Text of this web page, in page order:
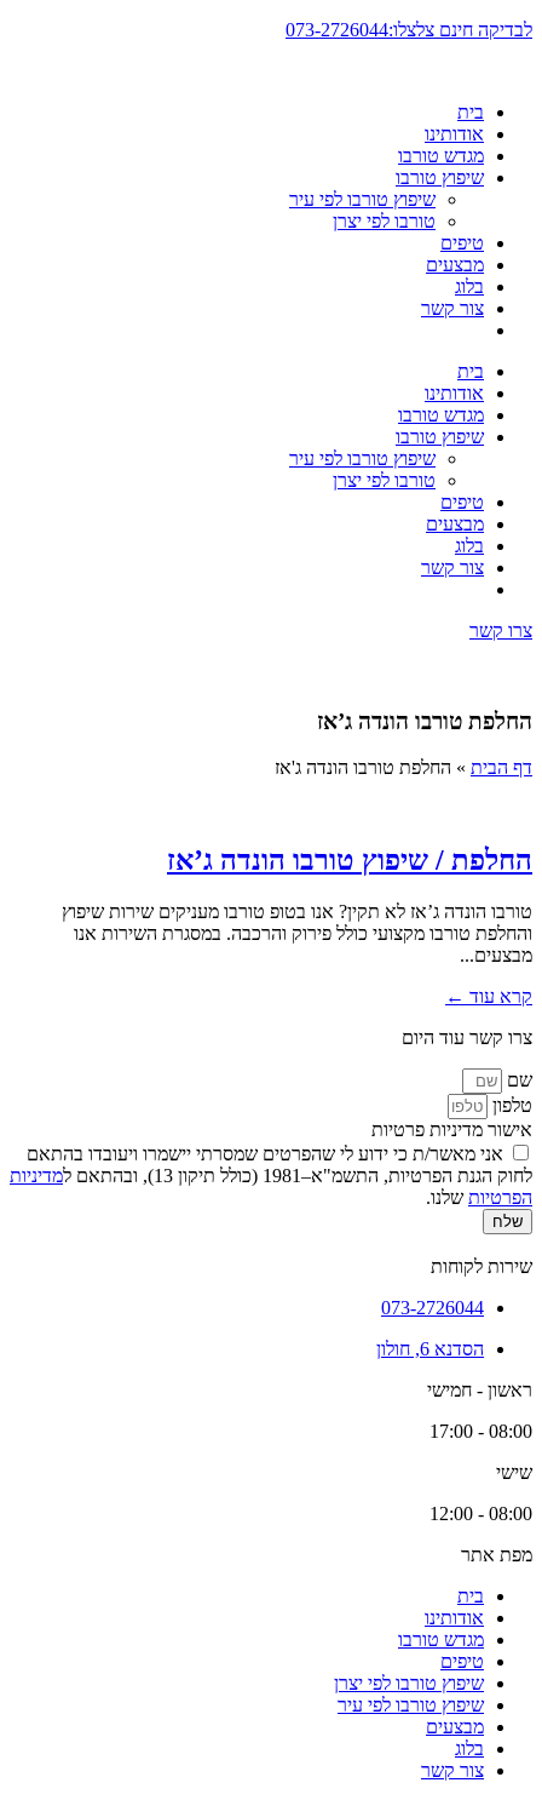
דלג
לבדיקה חינם צלצלו:073-2726044
בית
אודותינו
מגדש טורבו
שיפוץ טורבו
שיפוץ טורבו לפי עיר
טורבו לפי יצרן
טיפים
מבצעים
בלוג
צור קשר
בית
אודותינו
מגדש טורבו
שיפוץ טורבו
שיפוץ טורבו לפי עיר
טורבו לפי יצרן
טיפים
מבצעים
בלוג
צור קשר
צרו קשר
החלפת טורבו הונדה ג’אז
דף הבית » החלפת טורבו הונדה ג'אז
החלפת / שיפוץ טורבו הונדה ג’אז
טורבו הונדה ג’אז לא תקין? אנו בטופ טורבו מעניקים שירות שיפוץ
והחלפת טורבו מקצועי כולל פירוק והרכבה. במסגרת השירות אנו
מבצעים...
קרא עוד ←
צרו קשר עוד היום
שם
טלפון
אישור מדיניות פרטיות
אני מאשר/ת כי ידוע לי שהפרטים שמסרתי יישמרו ויעובדו בהתאם
לחוק הגנת הפרטיות, התשמ"א–1981 (כולל תיקון 13), ובהתאם ל
מדיניות
הפרטיות שלנו.
שלח
שירות לקוחות
073-2726044
הסדנא 6, חולון
ראשון - חמישי
08:00 - 17:00
שישי
08:00 - 12:00
מפת אתר
בית
אודותינו
מגדש טורבו
טיפים
שיפוץ טורבו לפי יצרן
שיפוץ טורבו לפי עיר
מבצעים
בלוג
צור קשר